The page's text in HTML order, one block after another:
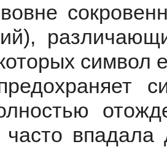
символ
часто